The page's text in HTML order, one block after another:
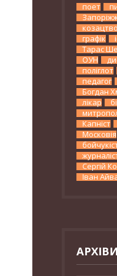
поет
графік
Тарас
ОУН
поліглот
педагог
Богдан
лікар
Капніст
Московія
Сергій
Іван
АРХІВИ